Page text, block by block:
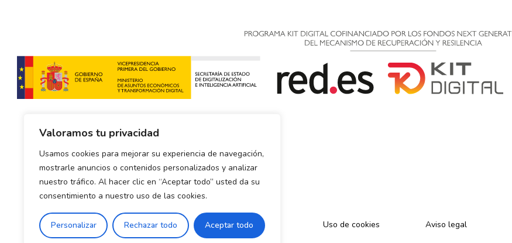
Valoramos tu privacidad
Usamos cookies para mejorar su experiencia de navegación,
mostrarle anuncios o contenidos personalizados y analizar
nuestro tráfico. Al hacer clic en “Aceptar todo” usted da su
consentimiento a nuestro uso de las cookies.
Personalizar Rechazar todo Aceptar todo
Política de envío y devoluciones Política de privacidad Uso de cookies Aviso legal